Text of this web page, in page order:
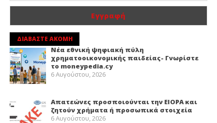
ΔΙΑΒΑΣΤΕ ΑΚΟΜΗ
Νέα εθνική ψηφιακή πύλη
χρηματοοικονομικής παιδείας- Γνωρίστε
το moneypedia.cy
6 Αυγούστου, 2026
Απατεώνες προσποιούνται την EIOPA και
ζητούν χρήματα ή προσωπικά στοιχεία
6 Αυγούστου, 2026